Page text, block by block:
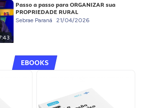
Passo a passo para ORGANIZAR sua
PROPRIEDADE RURAL
Sebrae Paraná 21/04/2026
EBOOKS